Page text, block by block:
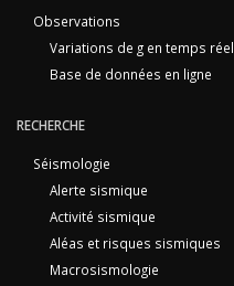
Observations
Variations de g en temps réel
Base de données en ligne
RECHERCHE
Séismologie
Alerte sismique
Activité sismique
Aléas et risques sismiques
Macrosismologie